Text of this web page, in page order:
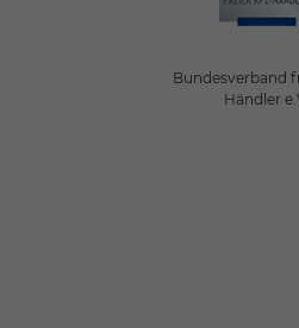
Bundesverband
Händler